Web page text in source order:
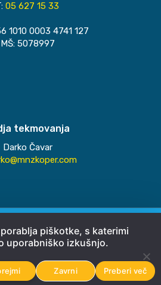
05 627 15 33
1010 0003 4741 127
MŠ: 5078997
tekmovanja
Darko Čavar
MNZ Koper
Emigma
piškotke, s katerimi
uporabniško izkušnjo.
Zavrni Preberi več